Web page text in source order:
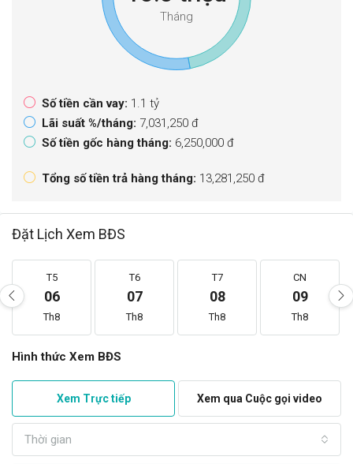
Tháng
Số tiền cần vay: 1.1 tỷ
Lãi suất %/tháng: 7,031,250 đ
Số tiền gốc hàng tháng: 6,250,000 đ
Tổng số tiền trả hàng tháng: 13,281,250 đ
Đặt Lịch Xem BĐS
T5
06
Th8
T6
07
Th8
T7
08
Th8
CN
09
Th8
Hình thức Xem BĐS
Xem Trực tiếp Xem qua Cuộc gọi video
Thời gian